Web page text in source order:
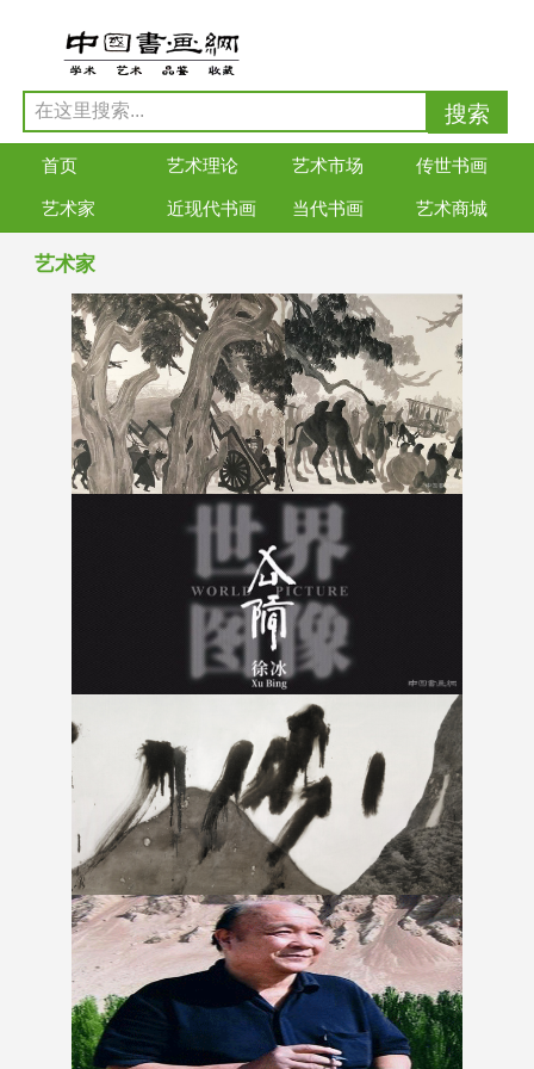
首页 艺术理论 艺术市场 传世书画
艺术家 近现代书画 当代书画 艺术商城
艺术家